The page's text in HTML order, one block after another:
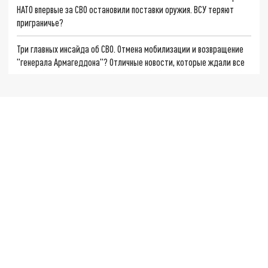
НАТО впервые за СВО остановили поставки оружия. ВСУ теряют
приграничье?
Три главных инсайда об СВО. Отмена мобилизации и возвращение
"генерала Армагеддона"? Отличные новости, которые ждали все